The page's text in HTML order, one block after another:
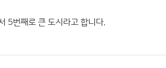
5번째로 큰 도시라고 합니다.